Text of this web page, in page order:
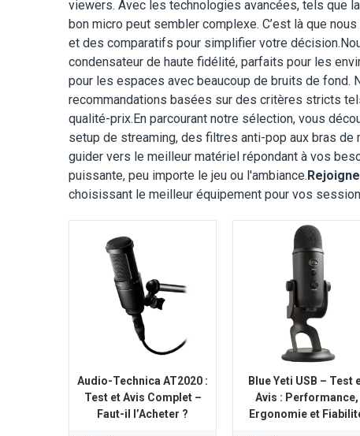
viewers. Avec les technologies avancées, tels que
bon micro peut sembler complexe. C’est là que
et des comparatifs pour simplifier votre
condensateur de haute fidélité, parfaits pour les
pour les espaces avec beaucoup de bruits de
recommandations basées sur des critères stricts
qualité-prix.En parcourant notre sélection, vous
setup de streaming, des filtres anti-pop aux bras de
guider vers le meilleur matériel répondant à vos
puissante, peu importe le jeu ou l'ambiance.
choisissant le meilleur équipement pour vos
Audio-Technica AT2020 :
Test et Avis Complet –
Faut-il l’Acheter ?
View Details →
Blue Yeti USB – Test
Avis : Performance,
Ergonomie et
View Details →
Type de Micro:
Réponse en Fréquence:
View Details →
Type de Micro:Microphone électrostatique ultra-compact
Réponse en Fréquence:
View Details →